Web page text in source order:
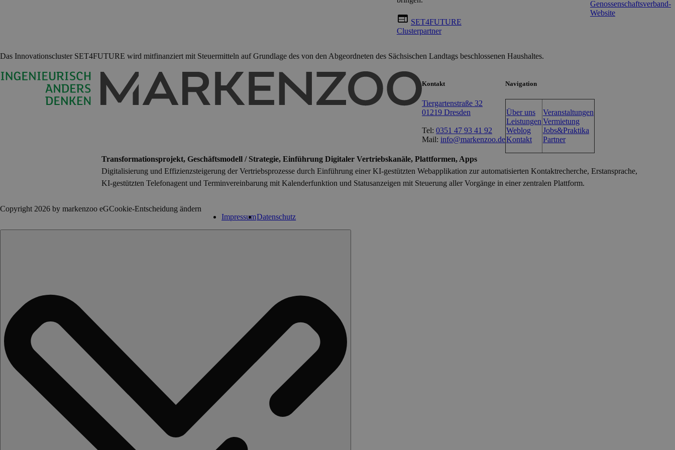
web SET4FUTURE
Clusterpartner
Genossenschaftsverband-
Website
Das Innovationscluster SET4FUTURE wird mitfinanziert mit Steuermitteln auf Grundlage des von den Abgeordneten des Sächsischen Landtags beschlossenen Haushaltes.
Kontakt
Tiergartenstraße 32
01219 Dresden
Tel: 0351 47 93 41 92
Mail: info@markenzoo.de
Navigation
Über uns
Leistungen
Weblog
Kontakt
Veranstaltungen
Vermietung
Jobs&Praktika
Partner
Transformationsprojekt, Geschäftsmodell / Strategie, Einführung Digitaler Vertriebskanäle, Plattformen, Apps
Digitalisierung und Effizienzsteigerung der Vertriebsprozesse durch Einführung einer KI-gestützten Webapplikation zur automatisierten Kontaktrecherche, Erstansprache,
KI-gestützten Telefonagent und Terminvereinbarung mit Kalenderfunktion und Statusanzeigen mit Steuerung aller Vorgänge in einer zentralen Plattform.
Copyright 2026 by markenzoo eGCookie-Entscheidung ändern
ImpressumDatenschutz